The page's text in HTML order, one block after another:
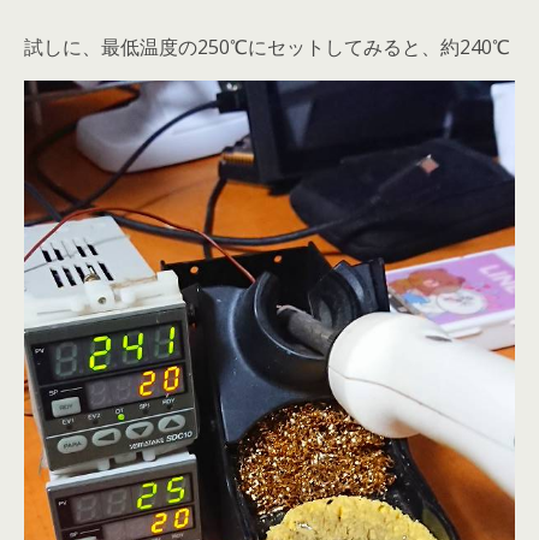
試しに、最低温度の250℃にセットしてみると、約240℃